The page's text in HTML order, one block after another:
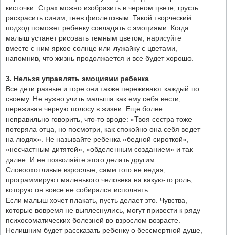
кисточки. Страх можно изобразить в черном цвете, грусть
раскрасить синим, гнев фиолетовым. Такой творческий
подход поможет ребенку совладать с эмоциями. Когда
малыш устанет рисовать темным цветом, нарисуйте
вместе с ним яркое солнце или лужайку с цветами,
напомнив, что жизнь продолжается и все будет хорошо.
3. Нельзя управлять эмоциями ребенка
Все дети разные и горе они также переживают каждый по
своему. Не нужно учить малыша как ему себя вести,
переживая черную полосу в жизни. Еще более
неправильно говорить, что-то вроде: «Твоя сестра тоже
потеряла отца, но посмотри, как спокойно она себя ведет
на людях». Не называйте ребенка «бедной сироткой»,
«несчастным дитятей», «обделенным созданием» и так
далее. И не позволяйте этого делать другим.
Словоохотливые взрослые, сами того не ведая,
программируют маленького человека на какую-то роль,
которую он вовсе не собирался исполнять.
Если малыш хочет плакать, пусть делает это. Чувства,
которые вовремя не выплеснулись, могут привести к ряду
психосоматических болезней во взрослом возрасте.
Нелишним будет рассказать ребенку о бессмертной душе,